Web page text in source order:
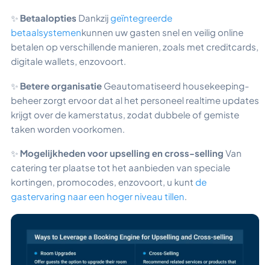
✨ Betaalopties Dankzijgeïntegreerde
betaalsystemenkunnen uw gasten snel en veilig online
betalen op verschillende manieren, zoals met creditcards,
digitale wallets, enzovoort.
✨ Betere organisatie Geautomatiseerd housekeeping-
beheer zorgt ervoor dat al het personeel realtime updates
krijgt over de kamerstatus, zodat dubbele of gemiste
taken worden voorkomen.
✨ Mogelijkheden voor upselling en cross-selling Van
catering ter plaatse tot het aanbieden van speciale
kortingen, promocodes, enzovoort, u kunt de
gastervaring naar een hoger niveau tillen.